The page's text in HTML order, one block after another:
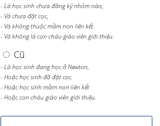
- Là học sinh chưa đăng ký nhóm nào,
- Và chưa đặt cọc,
- Và không thuộc mầm non liên kết.
- Và không là con cháu giáo viên giới thiệu.
Cũ
- Là học sinh đang học ở Newton,
- Hoặc học sinh đã đặt cọc.
- Hoặc học sinh mầm non liên kết
- Hoặc con cháu giáo viên giới thiệu.